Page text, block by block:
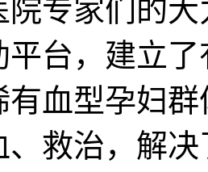
院专家们的
平台，建立
有血型孕妇
、救治，解